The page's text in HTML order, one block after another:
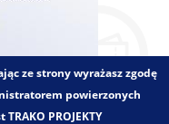
ze strony wyrażasz zgodę
powierzonych
PROJEKTY